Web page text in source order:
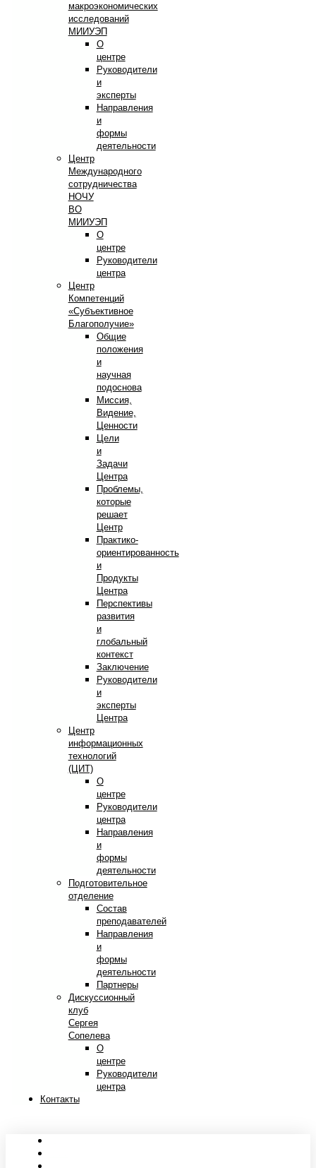
макроэкономических
исследований
МИИУЭП
О
центре
Руководители
и
эксперты
Направления
и
формы
деятельности
Центр
Международного
сотрудничества
НОЧУ
ВО
МИИУЭП
О
центре
Руководители
центра
Центр
Компетенций
«Субъективное
Благополучие»
Общие
положения
и
научная
подоснова
Миссия,
Видение,
Ценности
Цели
и
Задачи
Центра
Проблемы,
которые
решает
Центр
Практико-
ориентированность
и
Продукты
Центра
Перспективы
развития
и
глобальный
контекст
Заключение
Руководители
и
эксперты
Центра
Центр
информационных
технологий
(ЦИТ)
О
центре
Руководители
центра
Направления
и
формы
деятельности
Подготовительное
отделение
Состав
преподавателей
Направления
и
формы
деятельности
Партнеры
Дискуссионный
клуб
Сергея
Сопелева
О
центре
Руководители
центра
Контакты